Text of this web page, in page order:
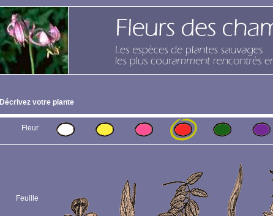
Décrivez votre plante
Fleur
Feuille